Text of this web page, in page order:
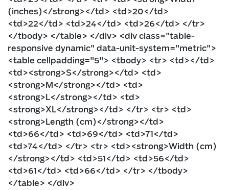
(inches)</strong></td> <td>20</td>
<td>22</td> <td>24</td> <td>26</td> </tr>
</tbody> </table> </div> <div class="table-
responsive dynamic" data-unit-system="metric">
<table cellpadding="5"> <tbody> <tr> <td></td>
<td><strong>S</strong></td> <td>
<strong>M</strong></td> <td>
<strong>L</strong></td> <td>
<strong>XL</strong></td> </tr> <tr> <td>
<strong>Length (cm)</strong></td>
<td>66</td> <td>69</td> <td>71</td>
<td>74</td> </tr> <tr> <td><strong>Width (cm)
</strong></td> <td>51</td> <td>56</td>
<td>61</td> <td>66</td> </tr> </tbody>
</table> </div>